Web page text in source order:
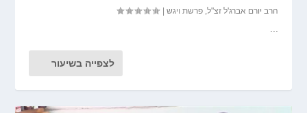
הרב יורם אברג'ל זצ"ל ,פרשת ויגש |
לצפייה בשיעור